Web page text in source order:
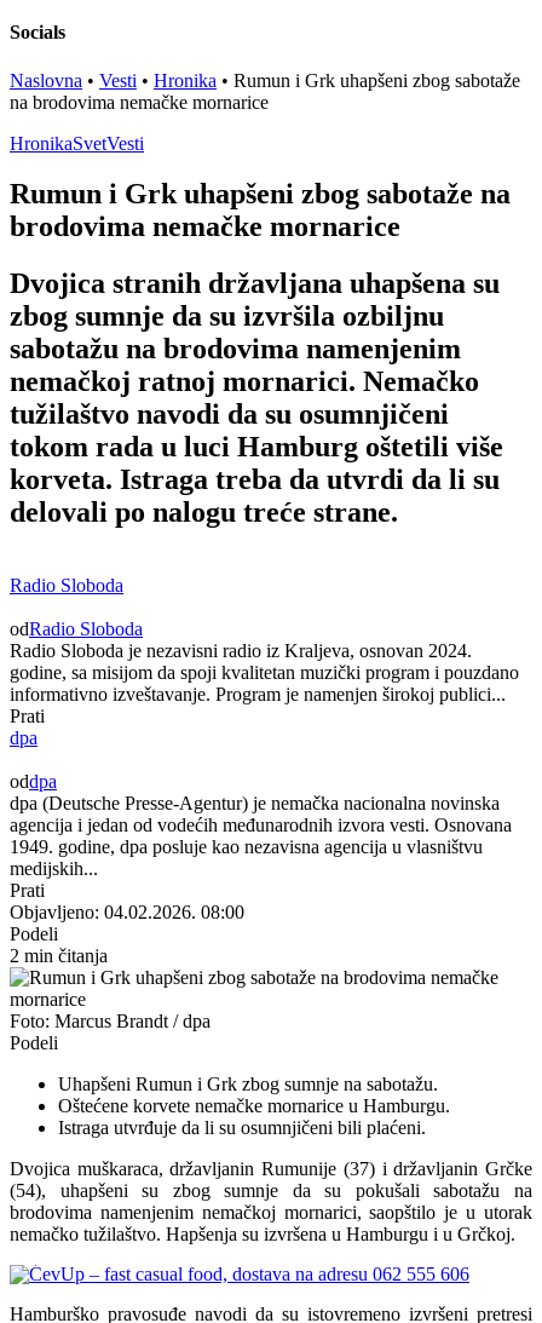
Socials
Naslovna • Vesti • Hronika • Rumun i Grk uhapšeni zbog sabotaže
na brodovima nemačke mornarice
HronikaSvetVesti
Rumun i Grk uhapšeni zbog sabotaže na
brodovima nemačke mornarice
Dvojica stranih državljana uhapšena su
zbog sumnje da su izvršila ozbiljnu
sabotažu na brodovima namenjenim
nemačkoj ratnoj mornarici. Nemačko
tužilaštvo navodi da su osumnjičeni
tokom rada u luci Hamburg oštetili više
korveta. Istraga treba da utvrdi da li su
delovali po nalogu treće strane.
Radio Sloboda
odRadio Sloboda
Radio Sloboda je nezavisni radio iz Kraljeva, osnovan 2024.
godine, sa misijom da spoji kvalitetan muzički program i pouzdano
informativno izveštavanje. Program je namenjen širokoj publici...
Prati
dpa
oddpa
dpa (Deutsche Presse-Agentur) je nemačka nacionalna novinska
agencija i jedan od vodećih međunarodnih izvora vesti. Osnovana
1949. godine, dpa posluje kao nezavisna agencija u vlasništvu
medijskih...
Prati
Objavljeno: 04.02.2026. 08:00
Podeli
2 min čitanja
Foto: Marcus Brandt / dpa
Podeli
Uhapšeni Rumun i Grk zbog sumnje na sabotažu.
Oštećene korvete nemačke mornarice u Hamburgu.
Istraga utvrđuje da li su osumnjičeni bili plaćeni.
Dvojica muškaraca, državljanin Rumunije (37) i državljanin Grčke
(54), uhapšeni su zbog sumnje da su pokušali sabotažu na
brodovima namenjenim nemačkoj mornarici, saopštilo je u utorak
nemačko tužilaštvo. Hapšenja su izvršena u Hamburgu i u Grčkoj.
Hamburško pravosuđe navodi da su istovremeno izvršeni pretresi